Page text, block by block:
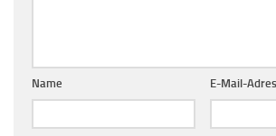
Name E-Mail-